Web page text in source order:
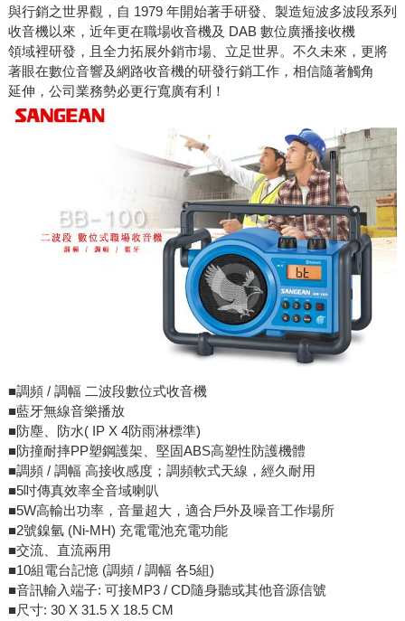
與行銷之世界觀，自 1979 年開始著手研發、製造短波多波段系列
收音機以來，近年更在職場收音機及 DAB 數位廣播接收機
領域裡研發，且全力拓展外銷市場、立足世界。不久未來，更將
著眼在數位音響及網路收音機的研發行銷工作，相信隨著觸角
延伸，公司業務勢必更行寬廣有利！
■調頻 / 調幅 二波段數位式收音機
■藍牙無線音樂播放
■防塵、防水( IP X 4防雨淋標準)
■防撞耐摔PP塑鋼護架、堅固ABS高塑性防護機體
■調頻 / 調幅 高接收感度；調頻軟式天線，經久耐用
■5吋傳真效率全音域喇叭
■5W高輸出功率，音量超大，適合戶外及噪音工作場所
■2號鎳氫 (Ni-MH) 充電電池充電功能
■交流、直流兩用
■10組電台記憶 (調頻 / 調幅 各5組)
■音訊輸入端子: 可接MP3 / CD隨身聽或其他音源信號
■尺寸: 30 X 31.5 X 18.5 CM